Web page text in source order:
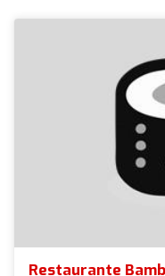
Restaurante